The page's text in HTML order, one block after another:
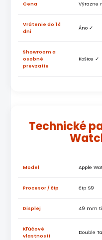
Cena Výrazne
Vrátenie do 14
dní
Áno ✓
Showroom a
osobné
prevzatie
Košice ✓
Technické
Model Apple
Procesor / čip čip S9
Displej 49 mm
Kľúčové
vlastnosti
Double